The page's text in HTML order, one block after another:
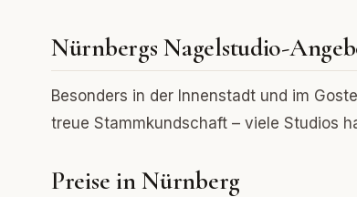
Nürnbergs Nagelstudio-
Besonders in der Innenstadt und im
treue Stammkundschaft – viele Studios
Preise in Nürnberg